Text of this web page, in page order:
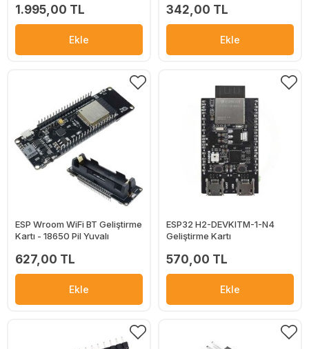
1.995,00 TL
Ekle
342,00 TL
Ekle
ESP Wroom WiFi BT Geliştirme
Kartı - 18650 Pil Yuvalı
627,00 TL
Ekle
ESP32 H2-DEVKITM-1-N4
Geliştirme Kartı
570,00 TL
Ekle